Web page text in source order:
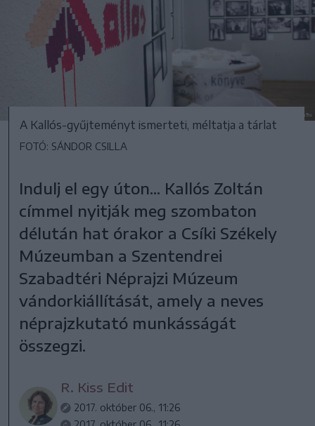
A Kallós-gyűjteményt ismerteti, méltatja a tárlat
FOTÓ: SÁNDOR CSILLA
Indulj el egy úton... Kallós Zoltán
címmel nyitják meg szombaton
délután hat órakor a Csíki Székely
Múzeumban a Szentendrei
Szabadtéri Néprajzi Múzeum
vándorkiállítását, amely a neves
néprajzkutató munkásságát
összegzi.
R. Kiss Edit
2017. október 06., 11:26